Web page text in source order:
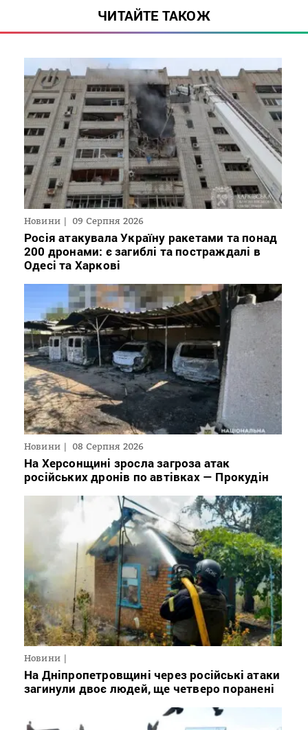
ЧИТАЙТЕ ТАКОЖ
Новини 09 Серпня 2026
Росія атакувала Україну ракетами та понад
200 дронами: є загиблі та постраждалі в
Одесі та Харкові
Новини 08 Серпня 2026
На Херсонщині зросла загроза атак
російських дронів по автівках — Прокудін
Новини
На Дніпропетровщині через російські атаки
загинули двоє людей, ще четверо поранені